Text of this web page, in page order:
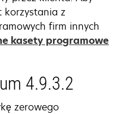
korzystania z
firm innych
kasety programowe
4.9.3.2
zerowego